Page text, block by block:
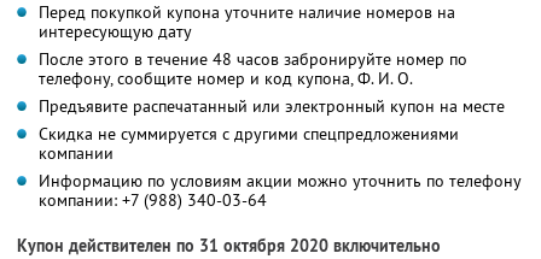
Перед покупкой купона уточните наличие номеров на
интересующую дату
После этого в течение 48 часов забронируйте номер по
телефону, сообщите номер и код купона,Ф. И. О.
Предъявите распечатанный или электронный купон на месте
Скидка не суммируется с другими спецпредложениями
компании
Информацию по условиям акции можно уточнить по телефону
компании: +7 (988) 340-03-64
Купон действителен по 31 октября 2020 включительно